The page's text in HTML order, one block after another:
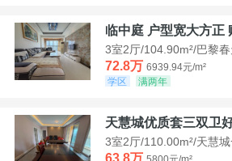
临中庭 户型宽大方正
3室2厅/104.90m²/巴黎春
72.8万 6939.94元/m²
学区
满两年
3室2厅/110.00m²/天慧
63.8万